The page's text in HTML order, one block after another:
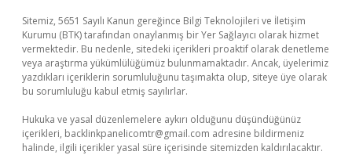
Sitemiz, 5651 Sayılı Kanun gereğince Bilgi Teknolojileri ve İletişim
Kurumu (BTK) tarafından onaylanmış bir Yer Sağlayıcı olarak hizmet
vermektedir. Bu nedenle, sitedeki içerikleri proaktif olarak denetleme
veya araştırma yükümlülüğümüz bulunmamaktadır. Ancak, üyelerimiz
yazdıkları içeriklerin sorumluluğunu taşımakta olup, siteye üye olarak
bu sorumluluğu kabul etmiş sayılırlar.
Hukuka ve yasal düzenlemelere aykırı olduğunu düşündüğünüz
içerikleri, backlinkpanelicomtr@gmail.com adresine bildirmeniz
halinde, ilgili içerikler yasal süre içerisinde sitemizden kaldırılacaktır.